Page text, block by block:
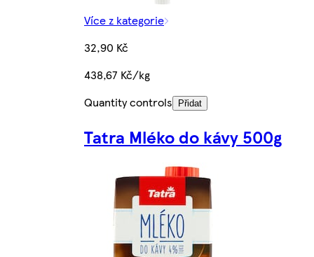
Více z kategorie
32,90 Kč
438,67 Kč/kg
Quantity controls
Přidat
Tatra Mléko do kávy 500g